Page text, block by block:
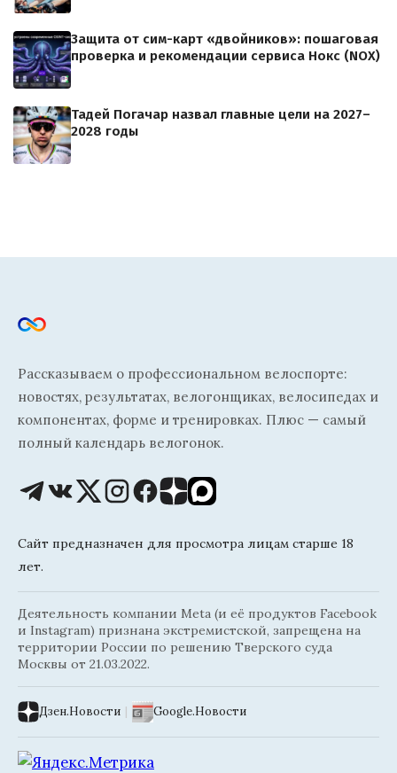
Защита от сим-карт «двойников»: пошаговая
проверка и рекомендации сервиса Нокс (NOX)
Тадей Погачар назвал главные цели на 2027–
2028 годы
Рассказываем о профессиональном велоспорте:
новостях, результатах, велогонщиках, велосипедах и
компонентах, форме и тренировках. Плюс — самый
полный календарь велогонок.
Сайт предназначен для просмотра лицам старше 18
лет.
Деятельность компании Meta (и её продуктов Facebook
и Instagram) признана экстремистской, запрещена на
территории России по решению Тверского суда
Москвы от 21.03.2022.
Дзен.Новости | Google.Новости